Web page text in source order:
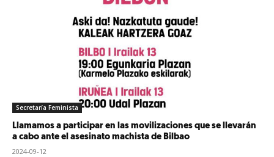
Secretaría Feminista
Llamamos a participar en las movilizaciones que se llevarán
a cabo ante el asesinato machista de Bilbao
2024-09-12